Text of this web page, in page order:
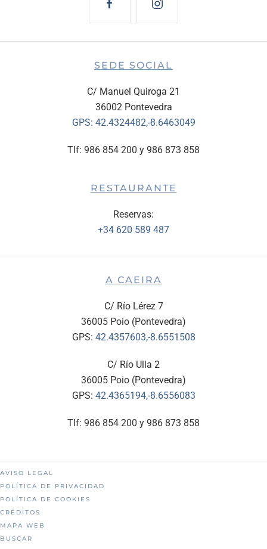
SEDE SOCIAL
C/ Manuel Quiroga 21
36002 Pontevedra
GPS: 42.4324482,-8.6463049
Tlf: 986 854 200 y 986 873 858
RESTAURANTE
Reservas:
+34 620 589 487
A CAEIRA
C/ Río Lérez 7
36005 Poio (Pontevedra)
GPS: 42.4357603,-8.6551508
C/ Río Ulla 2
36005 Poio (Pontevedra)
GPS: 42.4365194,-8.6556083
Tlf: 986 854 200 y 986 873 858
AVISO LEGAL
POLÍTICA DE PRIVACIDAD
POLÍTICA DE COOKIES
CRÉDITOS
MAPA WEB
BUSCAR